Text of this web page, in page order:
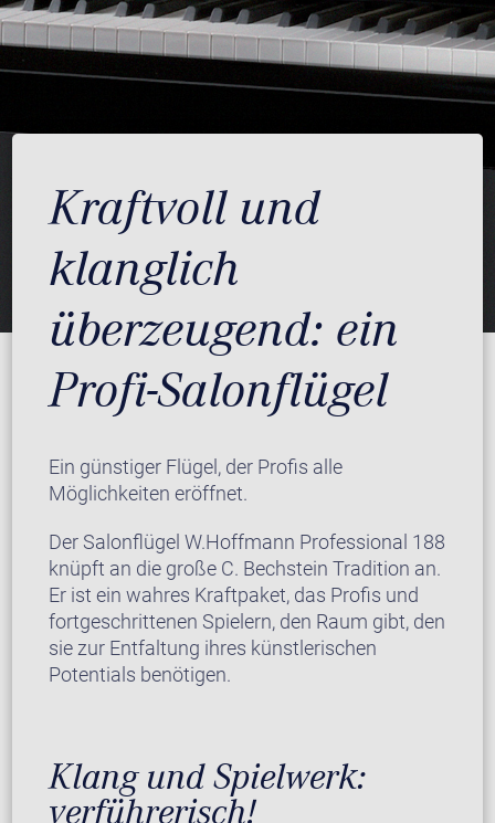
Kraftvoll und
klanglich
überzeugend: ein
Profi-Salonflügel
Ein günstiger Flügel, der Profis alle
Möglichkeiten eröffnet.
Der Salonflügel W.Hoffmann Professional 188
knüpft an die große C. Bechstein Tradition an.
Er ist ein wahres Kraftpaket, das Profis und
fortgeschrittenen Spielern, den Raum gibt, den
sie zur Entfaltung ihres künstlerischen
Potentials benötigen.
Klang und Spielwerk:
verführerisch!